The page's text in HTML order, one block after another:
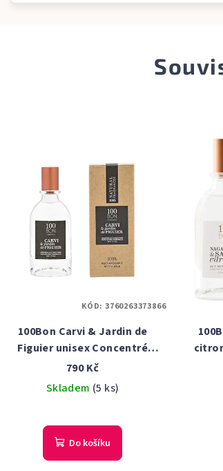
100Bon Carvi & Jardin de
Figuier unisex Concentré
parfémovaná voda 50 ml
Tester
790 Kč
Skladem (5 ks)
Do košíku
KÓD: 3760263373866